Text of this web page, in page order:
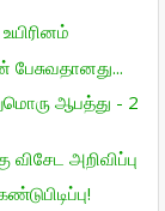
பேசுவதானது...
ஆபத்து - 2
அறிவிப்பு